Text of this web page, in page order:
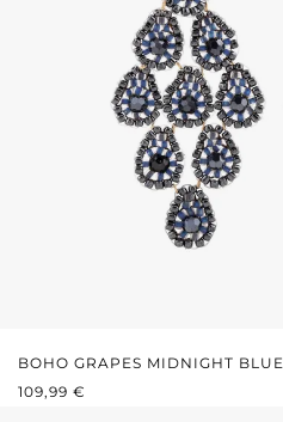
BOHO GRAPES MIDNIGHT BLUE
REGULÄRER PREIS:
109,99 €